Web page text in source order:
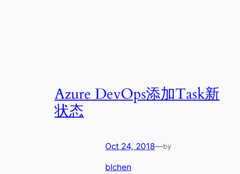
Azure DevOps添加Task新
状态
Oct 24, 2018—by
blchen